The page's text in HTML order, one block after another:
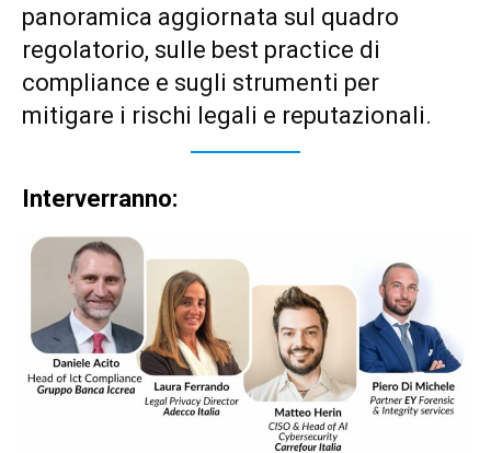
panoramica aggiornata sul quadro
regolatorio, sulle best practice di
compliance e sugli strumenti per
mitigare i rischi legali e reputazionali.
Interverranno: